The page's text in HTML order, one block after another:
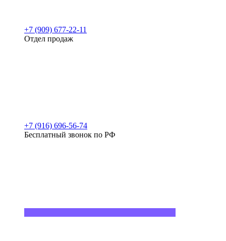
+7 (909) 677-22-11
Отдел продаж
+7 (916) 696-56-74
Бесплатный звонок по РФ